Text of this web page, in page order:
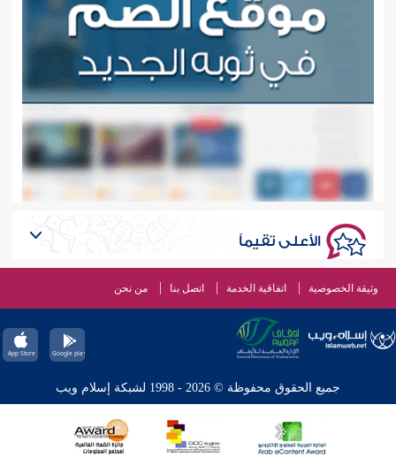
الأعلى تقيماً
وثيقة الخصوصية اتفاقية الخدمة اتصل بنا من نحن
جميع الحقوق محفوظة © 2026 - 1998 لشبكة إسلام ويب